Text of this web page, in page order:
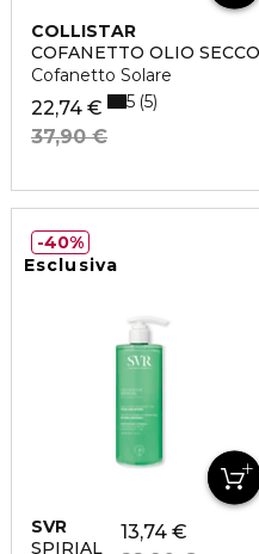
COLLISTAR
COFANETTO OLIO
Cofanetto Solare
22,74 €
37,90 €
5 5
Esclusiva
SVR
SPIRIAL
13,74 €
40%